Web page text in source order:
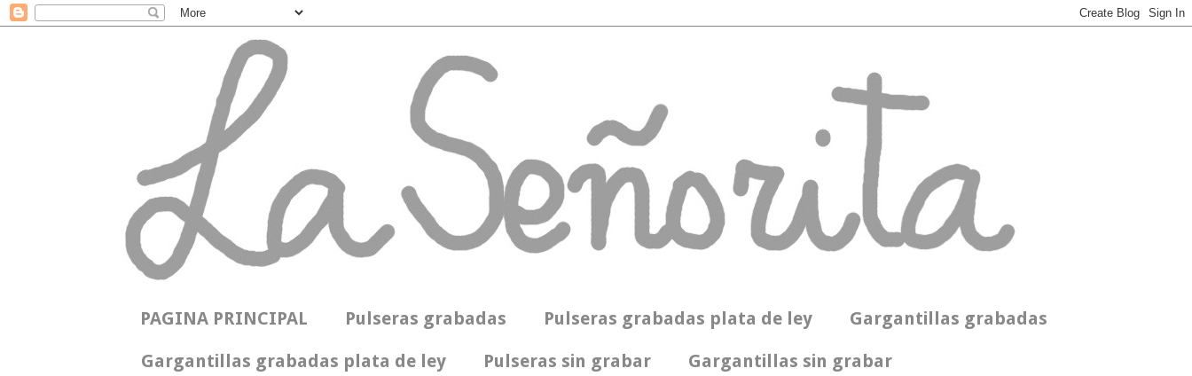
PAGINA PRINCIPAL Pulseras grabadas Pulseras grabadas plata de ley
Gargantillas grabadas
Gargantillas grabadas plata de ley
Pulseras sin grabar
Gargantillas sin grabar